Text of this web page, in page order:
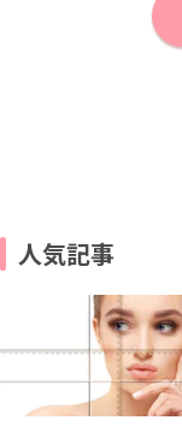
人気記事